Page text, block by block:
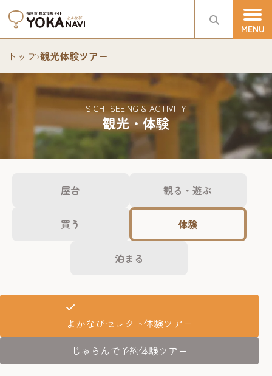
トップ›観光体験ツアー
観光・体験
SIGHTSEEING & ACTIVITY
屋台 観る・遊ぶ
買う 体験
泊まる
よかなびセレクト体験ツアー
じゃらんで予約体験ツアー